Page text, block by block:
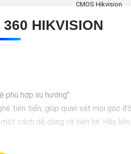
CMOS Hikvision
HIKVISION
phù hợp su hướng":
tiên tiến, giúp quan sát mọi góc
cách dễ dàng và tiện lợi. Hãy